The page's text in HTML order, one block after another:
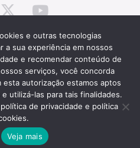
desde 2000.
HOSPEDAGEM
e outras tecnologias
a sua experiência em nossos
e recomendar conteúdo de
serviços, você concorda
autorização estamos aptos
utilizá-las para tais finalidades.
de privacidade e política
Veja mais